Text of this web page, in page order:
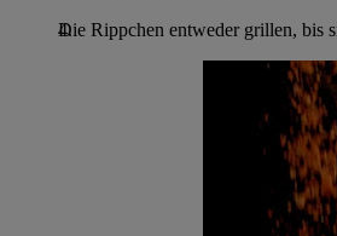
Die Rippchen entweder grillen, bis